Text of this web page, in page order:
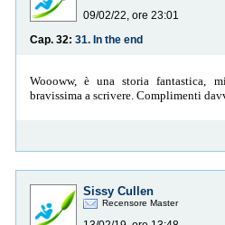
09/02/22, ore 23:01
Cap. 32: 31. In the end
Woooww, è una storia fantastica,
bravissima a scrivere. Complimenti
Sissy Cullen
Recensore Master